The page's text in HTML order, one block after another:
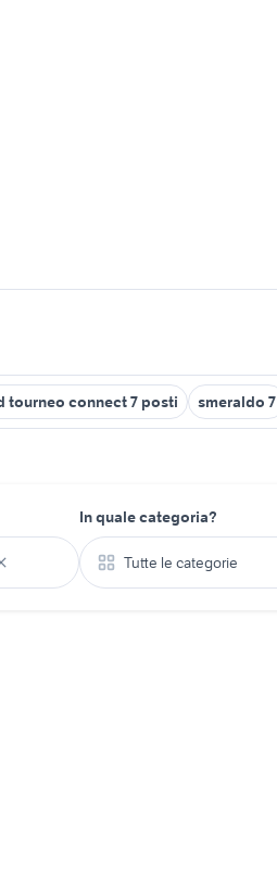
tourneo connect 7 posti smeraldo 7
In quale categoria?
Tutte le categorie